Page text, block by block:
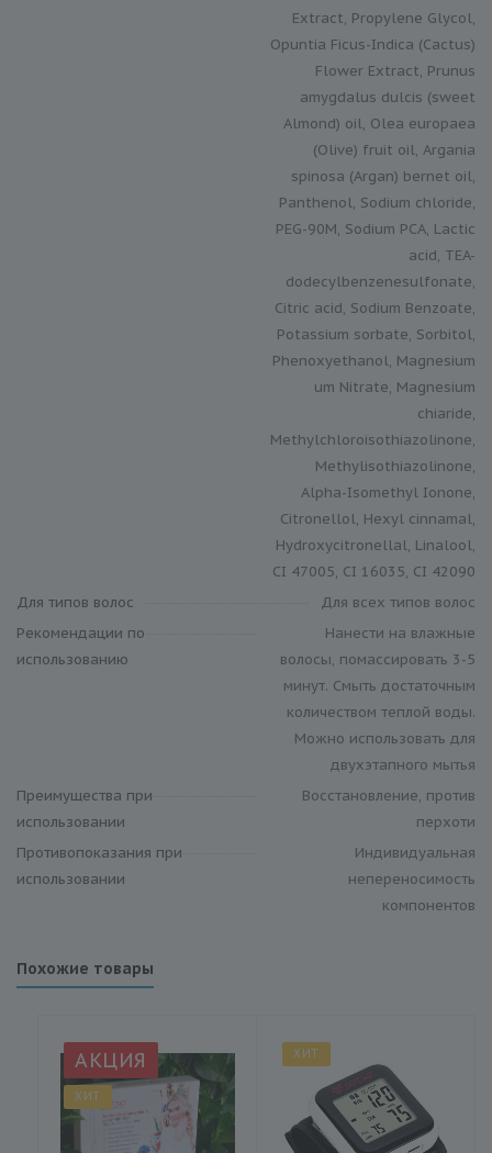
Extract, Propylene Glycol,
Opuntia Ficus-Indica (Cactus)
Flower Extract, Prunus
amygdalus dulcis (sweet
Almond) oil, Olea europaea
(Olive) fruit oil, Argania
spinosa (Argan) bernet oil,
Panthenol, Sodium chloride,
PEG-90M, Sodium PCA, Lactic
acid, TEA-
dodecylbenzenesulfonate,
Citric acid, Sodium Benzoate,
Potassium sorbate, Sorbitol,
Phenoxyethanol, Magnesium
um Nitrate, Magnesium
chiaride,
Methylchloroisothiazolinone,
Methylisothiazolinone,
Alpha-Isomethyl Ionone,
Citronellol, Hexyl cinnamal,
Hydroxycitronellal, Linalool,
CI 47005, CI 16035, CI 42090
Для типов волос
Для всех типов волос
Рекомендации по
использованию
Нанести на влажные
волосы, помассировать 3-5
минут. Смыть достаточным
количеством теплой воды.
Можно использовать для
двухэтапного мытья
Преимущества при
использовании
Восстановление, против
перхоти
Противопоказания при
использовании
Индивидуальная
непереносимость
компонентов
Похожие товары
АКЦИЯ
ХИТ
ХИТ